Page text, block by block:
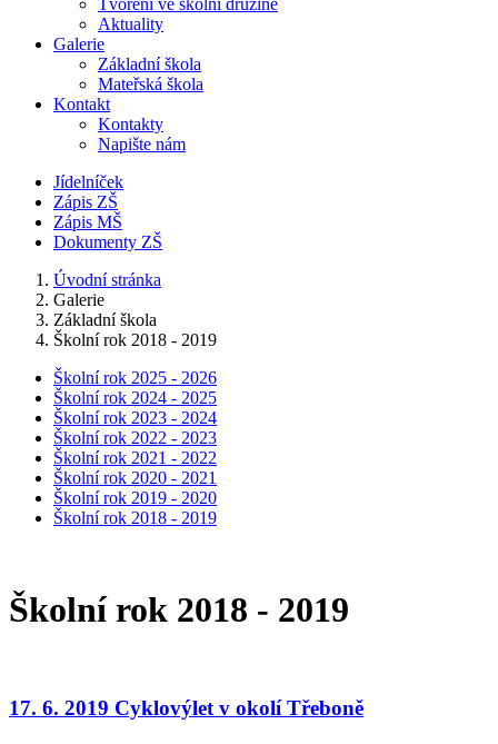
Tvoření ve školní družině
Aktuality
Galerie
Základní škola
Mateřská škola
Kontakt
Kontakty
Napište nám
Jídelníček
Zápis ZŠ
Zápis MŠ
Dokumenty ZŠ
Úvodní stránka
Galerie
Základní škola
Školní rok 2018 - 2019
Školní rok 2025 - 2026
Školní rok 2024 - 2025
Školní rok 2023 - 2024
Školní rok 2022 - 2023
Školní rok 2021 - 2022
Školní rok 2020 - 2021
Školní rok 2019 - 2020
Školní rok 2018 - 2019
Školní rok 2018 - 2019
17. 6. 2019 Cyklovýlet v okolí Třeboně